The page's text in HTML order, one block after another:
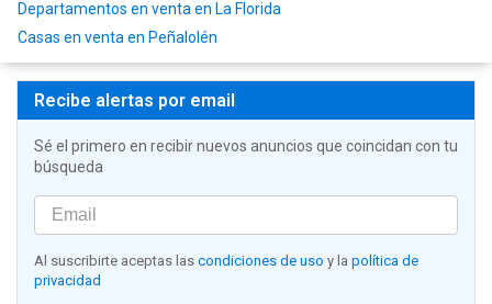
Departamentos en venta en La Florida
Casas en venta en Peñalolén
Recibe alertas por email
Sé el primero en recibir nuevos anuncios que coincidan con tu
búsqueda
Al suscribirte aceptas las condiciones de uso y la política de
privacidad